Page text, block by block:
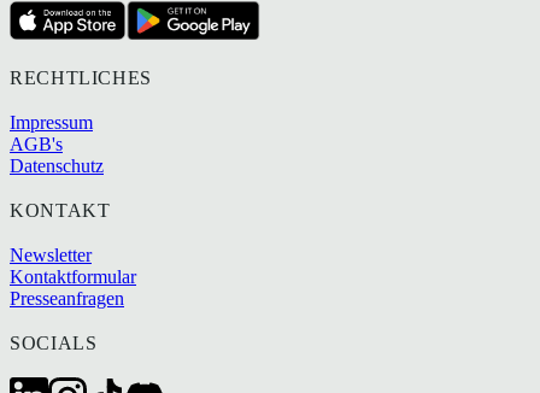
RECHTLICHES
Impressum
AGB's
Datenschutz
KONTAKT
Newsletter
Kontaktformular
Presseanfragen
SOCIALS